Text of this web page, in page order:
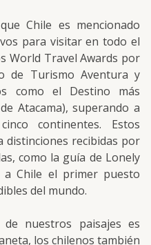
Chile es mencionado
para visitar en todo el
World Travel Awards por
de Turismo Aventura y
como el Destino más
Atacama), superando a
continentes. Estos
distinciones recibidas por
como la guía de Lonely
Chile el primer puesto
del mundo.
nuestros paisajes es
los chilenos también